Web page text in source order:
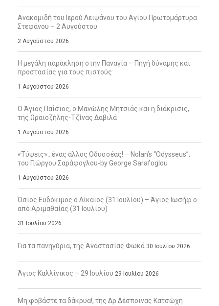
Ανακομιδή του Ιερού Λειψάνου του Αγίου Πρωτομάρτυρα
Στεφάνου – 2 Αυγούστου
2 Αυγούστου 2026
Η μεγάλη παράκληση στην Παναγία – Πηγή δύναμης και
προστασίας για τους πιστούς
1 Αυγούστου 2026
Ο Άγιος Παΐσιος, ο Μανώλης Μητσιάς και η διάκρισις,
της Ωραιοζήλης-Τζίνας Δαβιλά
1 Αυγούστου 2026
«Τύψεις»…ένας άλλος Οδυσσέας! – Nolan’s “Odysseus”,
του Γιώργου Σαράφογλου-by George Sarafoglou
1 Αυγούστου 2026
Όσιος Ευδόκιμος ο Δίκαιος (31 Ιουλίου) – Άγιος Ιωσήφ ο
από Αριμαθαίας (31 Ιουλίου)
31 Ιουλίου 2026
Για τα πανηγύρια, της Αναστασίας Φωκά 30 Ιουλίου 2026
Άγιος Καλλίνικος – 29 Ιουλίου 29 Ιουλίου 2026
Μη φοβάστε τα δάκρυα!, της Δρ Δέσποινας Κατσώχη